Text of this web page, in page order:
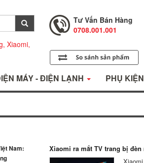
Xiaomi,
0708.001.001
Hỗ Trợ Kỹ Thuật
Tư Vấn Bán Hàng
0708.001.001
MÁY - ĐIỆN LẠNH PHỤ KIỆN
Nam:
Xiaomi ra mắt TV trang bị